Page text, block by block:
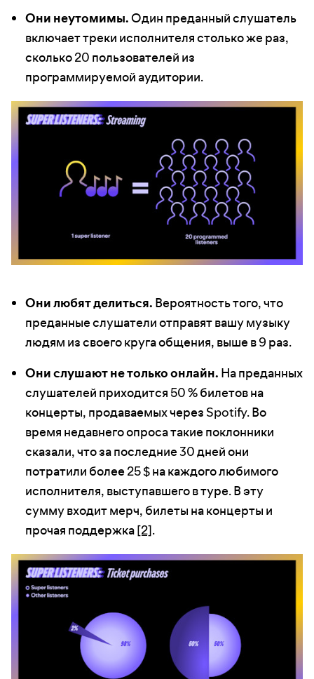
Они неутомимы.Один преданный слушатель
включает треки исполнителя столько же раз,
сколько 20 пользователей из
программируемой аудитории.
Они любят делиться. Вероятность того, что
преданные слушатели отправят вашу музыку
людям из своего круга общения, выше в 9 раз.
Они слушают не только онлайн. На преданных
слушателей приходится 50 % билетов на
концерты, продаваемых через Spotify. Во
время недавнего опроса такие поклонники
сказали, что за последние 30 дней они
потратили более 25 $ на каждого любимого
исполнителя, выступавшего в туре. В эту
сумму входит мерч, билеты на концерты и
прочая поддержка[2].